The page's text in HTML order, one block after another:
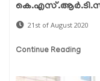
കെ.എസ്.ആര്‍.ടി.സി
21st of August 2020
Continue Reading